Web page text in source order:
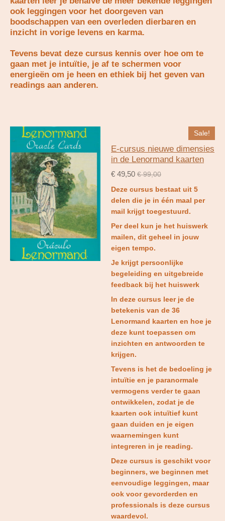
ook leggingen voor het doorgeven van
boodschappen van een overleden dierbaren en
inzicht in vorige levens en karma.
Tevens bevat deze cursus kennis over hoe om te
gaan met je intuïtie, je af te schermen voor
energieën om je heen en ethiek bij het geven van
readings aan anderen.
Sale!
E-cursus nieuwe dimensies
in de Lenormand kaarten
€ 49,50 € 99,00
Deze cursus bestaat uit 5
delen die je in één maal per
mail krijgt toegestuurd.
Per deel kun je het huiswerk
mailen, dit geheel in jouw
eigen tempo.
Je krijgt persoonlijke
begeleiding en uitgebreide
feedback bij het huiswerk
In deze cursus leer je de
betekenis van de 36
Lenormand kaarten en hoe je
deze kunt toepassen om
inzichten en antwoorden te
krijgen.
Tevens is het de bedoeling je
intuïtie en je paranormale
vermogens verder te gaan
ontwikkelen, zodat je de
kaarten ook intuïtief kunt
gaan duiden en je eigen
waarnemingen kunt
integreren in je reading.
Deze cursus is geschikt voor
beginners, we beginnen met
eenvoudige leggingen, maar
ook voor gevorderden en
professionals is deze cursus
waardevol.